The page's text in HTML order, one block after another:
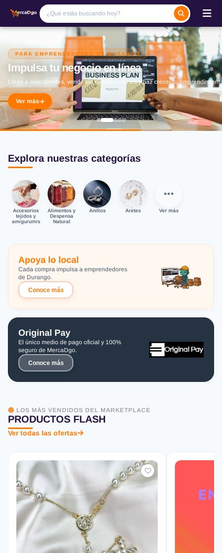
PARA EMPRENDEDORES DE DURANGO
Impulsa tu negocio en línea
Llega a más clientes, vende sin complicaciones y haz crecer tu
Ver más
Explora nuestras categorías
Accesorios
tejidos y
amigurumis
Alimentos y
Despensa
Natural
Anillos Aretes Ver más
Apoya lo local
Cada compra impulsa a emprendedores
de Durango.
Conoce más
Original Pay
El único medio de pago oficial y 100%
seguro de MercaDgo.
Conoce más
LOS MÁS VENDIDOS DEL MARKETPLACE
PRODUCTOS FLASH
Ver todas las ofertas